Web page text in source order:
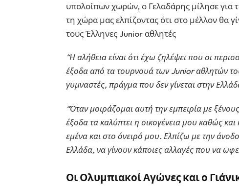
υπολοίπων χωρών, ο Γελαδάρης μίλησε για
τη χώρα μας ελπίζοντας ότι στο μέλλον θα
τους Έλληνες Junior αθλητές
“Η αλήθεια είναι ότι έχω ζηλέψει που οι
έξοδα από τα τουρνουά των Junior αθλητών
γυμναστές, πράγμα που δεν γίνεται στην
“Όταν μοιράζομαι αυτή την εμπειρία με
έξοδα τα καλύπτει η οικογένεια μου καθώς
εμένα και στο όνειρό μου. Ελπίζω με την
Ελλάδα, να γίνουν κάποιες αλλαγές που να
Οι Ολυμπιακοί Αγώνες και ο